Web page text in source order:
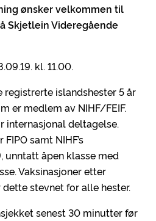
ønsker velkommen til
Skjetlein Videregående
kl. 11.00.
islandshester 5 år
er medlem av NIHF/FEIF.
internasjonal deltagelse.
samt NIHF’s
unntatt åpen klasse med
Vaksinasjoner etter
stevnet for alle hester.
senest 30 minutter før